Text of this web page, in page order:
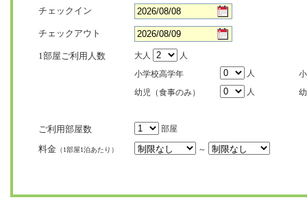
チェックイン
チェックアウト
1部屋ご利用人数 大人
人
小学校高学年
人
幼児（食事のみ）
人
ご利用部屋数 部屋
料金 （1部屋1泊あたり） ～